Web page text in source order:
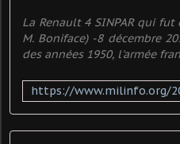
La Renault 4 SINPAR qui
M. Boniface) -8 décembre
des années 1950, l'armée